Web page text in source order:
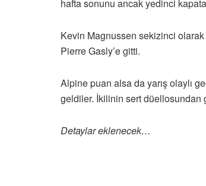
hafta sonunu ancak yedinci
Kevin Magnussen sekizinci
Pierre Gasly’e gitti.
Alpine puan alsa da yarış olaylı
geldiler. İkilinin sert düellosundan
Detaylar eklenecek…